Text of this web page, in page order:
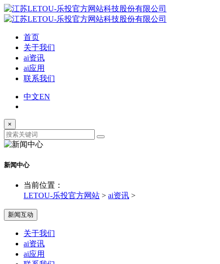
首页
关于我们
ai资讯
ai应用
联系我们
中文EN
×
新闻中心
当前位置：
LETOU-乐投官方网站 > ai资讯 >
新闻互动
关于我们
ai资讯
ai应用